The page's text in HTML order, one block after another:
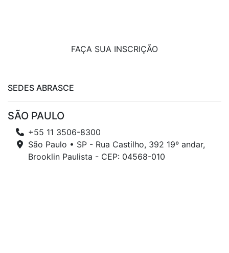
FAÇA SUA INSCRIÇÃO
SEDES ABRASCE
SÃO PAULO
+55 11 3506-8300
São Paulo • SP - Rua Castilho, 392 19º andar,
Brooklin Paulista - CEP: 04568-010